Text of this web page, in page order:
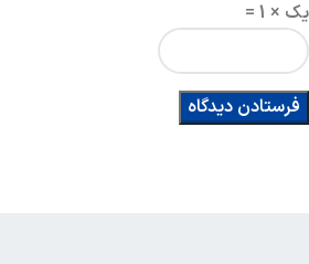
یک × 1 =